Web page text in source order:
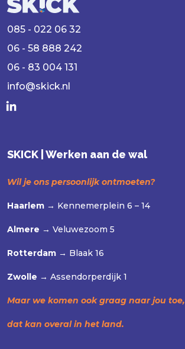
085 - 022 06 32
06 - 58 888 242
06 - 83 004 131
info@skick.nl
SKICK | Werken aan de wal
Wil je ons persoonlijk ontmoeten?
Haarlem → Kennemerplein 6 – 14
Almere → Veluwezoom 5
Rotterdam → Blaak 16
Zwolle → Assendorperdijk 1
Maar we komen ook graag naar jou toe,
dat kan overal in het land.